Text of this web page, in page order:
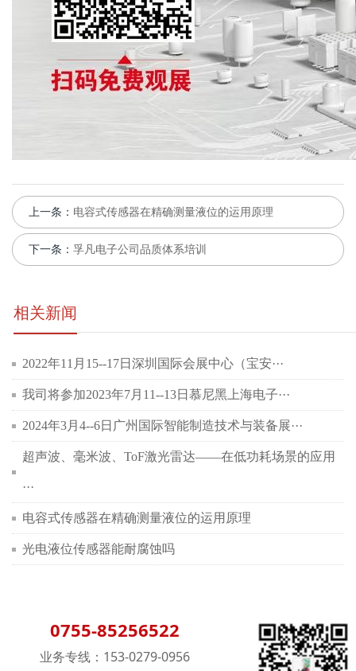
上一条： 电容式传感器在精确测量液位的运用原理
下一条： 孚凡电子公司品质体系培训
相关新闻
2022年11月15--17日深圳国际会展中心（宝安···
我司将参加2023年7月11--13日慕尼黑上海电子···
2024年3月4--6日广州国际智能制造技术与装备展···
超声波、毫米波、ToF激光雷达——在低功耗场景的应用
···
电容式传感器在精确测量液位的运用原理
光电液位传感器能耐腐蚀吗
0755-85256522
业务专线：153-0279-0956